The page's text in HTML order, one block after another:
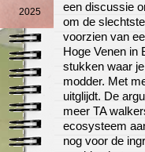
2025
een discussie
om de
voorzien van
Hoge Venen in
stukken waar
modder. Met
uitglijdt. De
meer TA
ecosysteem
nog voor de